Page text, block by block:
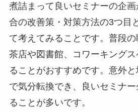
煮詰まって良いセミナーの企
合の改善策・対策方法の3つ目
て考えてみることです。普段
茶店や図書館、コワーキング
ることがおすすめです。意外
で気分転換でき、良いセミナー
ることが多いです。